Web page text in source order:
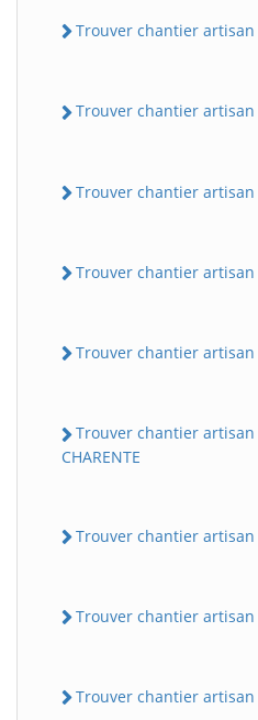
Trouver chantier artisan
Trouver chantier artisan
Trouver chantier artisan
Trouver chantier artisan
Trouver chantier artisan
Trouver chantier artisan
CHARENTE
Trouver chantier artisan
Trouver chantier artisan
Trouver chantier artisan